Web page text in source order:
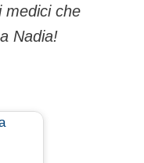
medici che
Nadia!